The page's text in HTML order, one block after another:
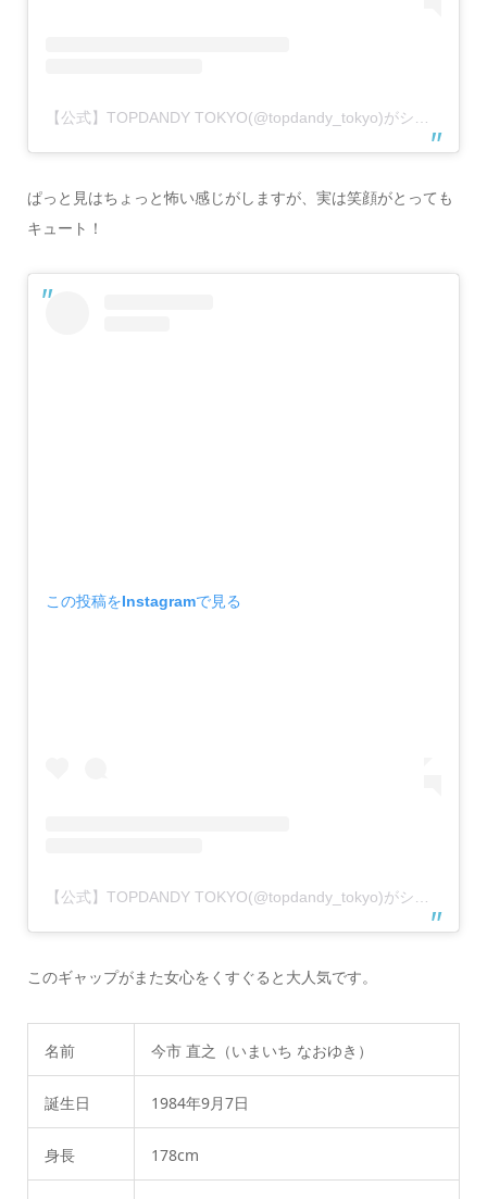
ぱっと見はちょっと怖い感じがしますが、実は笑顔がとっても
キュート！
この投稿をInstagramで見る
このギャップがまた女心をくすぐると大人気です。
名前 今市 直之（いまいち なおゆき）
誕生日 1984年9月7日
身長 178cm